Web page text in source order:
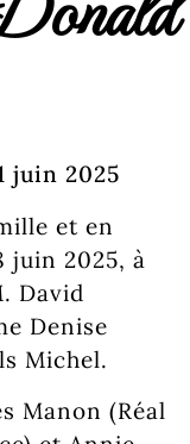
juin 2025
et en
juin 2025, à
David
Denise
Michel.
Manon (Réal